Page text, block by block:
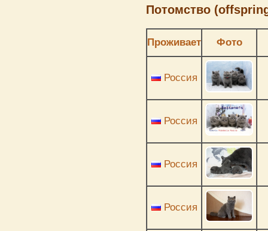
Потомство
Проживает Фото
Россия
Россия
Россия
Россия